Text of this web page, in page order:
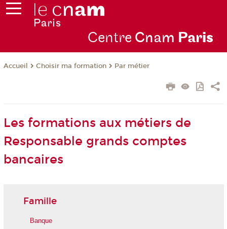
Centre Cnam Paris
Accueil Choisir ma formation Par métier
Les formations aux métiers de
Responsable grands comptes
bancaires
Famille
Banque